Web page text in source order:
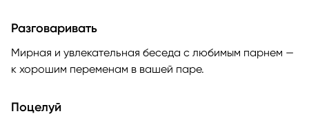
Разговаривать
Мирная и увлекательная беседа с любимым парнем —
к хорошим переменам в вашей паре.
Поцелуй